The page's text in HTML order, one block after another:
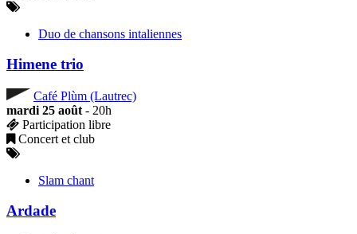
Duo de chansons intaliennes
Himene trio
Café Plùm (Lautrec)
mardi 25 août - 20h
Participation libre
Concert et club
Slam chant
Ardade